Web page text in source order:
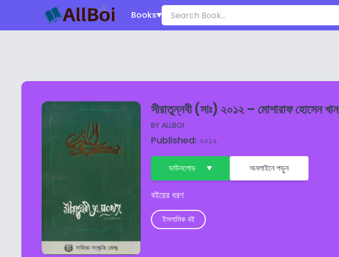
Books
সীরাতুন্নবী (সাঃ) ২০১২ – মোশারাফ হোসেন খান
BY ALLBOI
Published: ২০১২
ডাউনলোড অনলাইনে পড়ুন
বইয়ের ধরণ
ইসলামিক বই